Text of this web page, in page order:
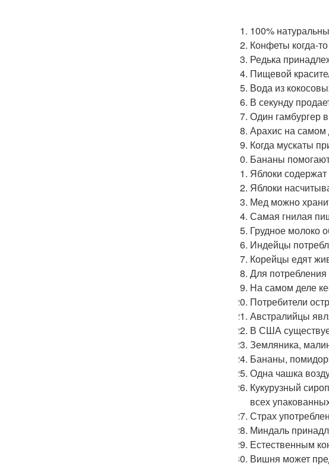
100%
Конфеты когда-
Редька
Пищевой
Вода из
В секунду
Один гамбургер
Арахис на самом
Когда мускаты
Бананы
Яблоки
Яблоки
Мед можно
Самая гнилая
Грудное молоко
Индейцы
Корейцы едят
Для
На самом деле
Потребители
Австралийцы
В США
Земляника,
Бананы,
Одна чашка
Кукурузный
всех
Страх
Миндаль
Естественным
Вишня может